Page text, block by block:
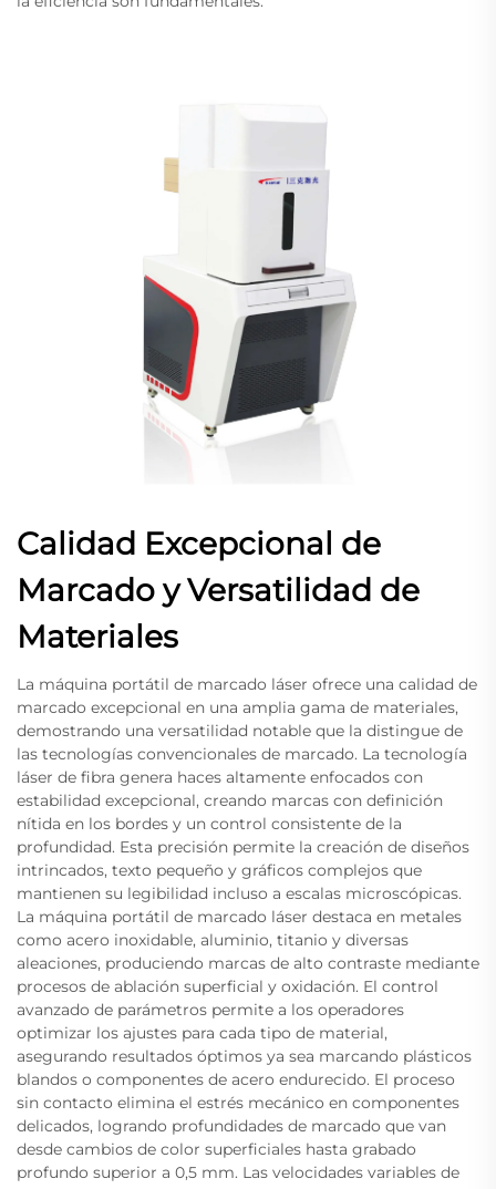
Calidad Excepcional de
Marcado y Versatilidad de
Materiales
La máquina portátil de marcado láser ofrece una calidad de
marcado excepcional en una amplia gama de materiales,
demostrando una versatilidad notable que la distingue de
las tecnologías convencionales de marcado. La tecnología
láser de fibra genera haces altamente enfocados con
estabilidad excepcional, creando marcas con definición
nítida en los bordes y un control consistente de la
profundidad. Esta precisión permite la creación de diseños
intrincados, texto pequeño y gráficos complejos que
mantienen su legibilidad incluso a escalas microscópicas.
La máquina portátil de marcado láser destaca en metales
como acero inoxidable, aluminio, titanio y diversas
aleaciones, produciendo marcas de alto contraste mediante
procesos de ablación superficial y oxidación. El control
avanzado de parámetros permite a los operadores
optimizar los ajustes para cada tipo de material,
asegurando resultados óptimos ya sea marcando plásticos
blandos o componentes de acero endurecido. El proceso
sin contacto elimina el estrés mecánico en componentes
delicados, logrando profundidades de marcado que van
desde cambios de color superficiales hasta grabado
profundo superior a 0,5 mm. Las velocidades variables de